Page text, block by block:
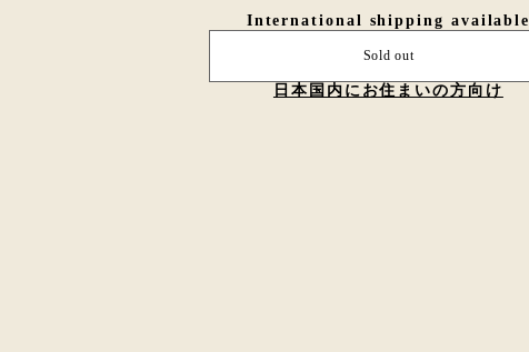
International shipping available
Sold out
日本国内にお住まいの方向け